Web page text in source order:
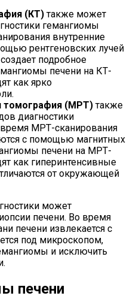
(КТ)также может
гемангиомы
внутренние
рентгеновских лучей
подробное
печени на КТ-
как ярко
томография (МРТ)также
диагностики
МРТ-сканирования
с помощью магнитных
печени на МРТ-
как гиперинтенсивные
от окружающей
может
печени. Во время
печени извлекается с
под микроскопом,
и исключить
печени